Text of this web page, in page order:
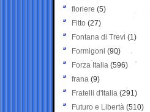
fioriere (5)
Fitto (27)
Fontana di Trevi (1)
Formigoni (90)
Forza Italia (596)
frana (9)
Fratelli d'Italia (291)
Futuro e Libertà (510)